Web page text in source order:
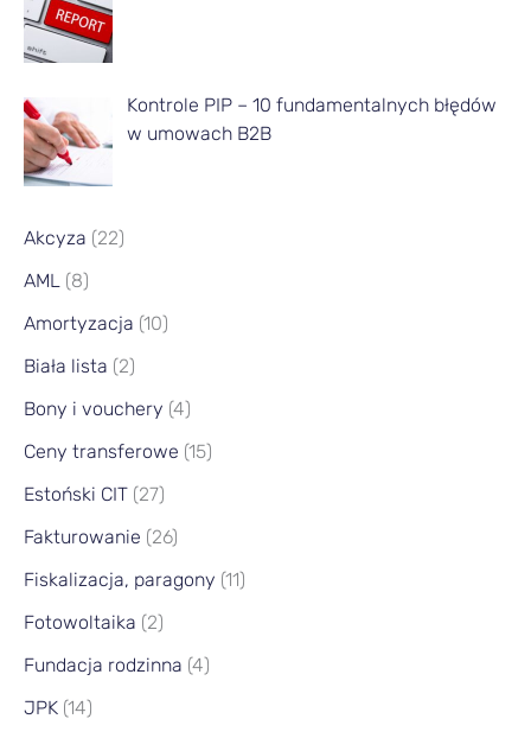
Kontrole PIP – 10 fundamentalnych błędów
w umowach B2B
Akcyza (22)
AML (8)
Amortyzacja (10)
Biała lista (2)
Bony i vouchery (4)
Ceny transferowe (15)
Estoński CIT (27)
Fakturowanie (26)
Fiskalizacja, paragony (11)
Fotowoltaika (2)
Fundacja rodzinna (4)
JPK (14)
ą
c
a